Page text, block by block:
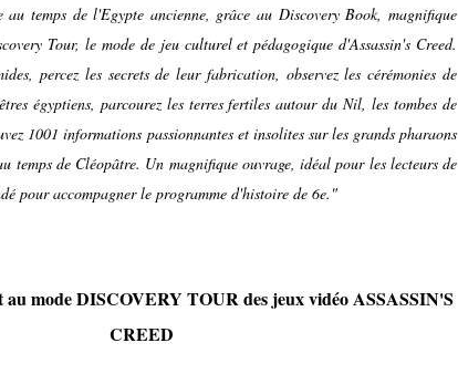
au temps de l'Egypte ancienne, grâce au Discovery Book, magnifique
Tour, le mode de jeu culturel et pédagogique d'Assassin's Creed.
percez les secrets de leur fabrication, observez les cérémonies de
égyptiens, parcourez les terres fertiles autour du Nil, les tombes de
1001 informations passionnantes et insolites sur les grands pharaons
temps de Cléopâtre. Un magnifique ouvrage, idéal pour les lecteurs de
pour accompagner le programme d'histoire de 6e."
mode DISCOVERY TOUR des jeux vidéo ASSASSIN'S
CREED